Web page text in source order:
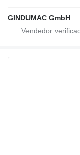
GINDUMAC GmbH